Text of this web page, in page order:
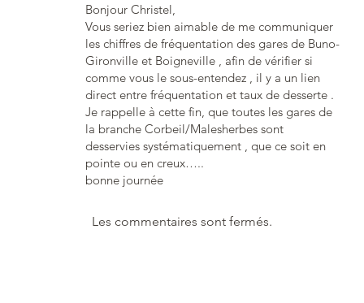
Bonjour Christel,
Vous seriez bien aimable de me communiquer
les chiffres de fréquentation des gares de Buno-
Gironville et Boigneville , afin de vérifier si
comme vous le sous-entendez , il y a un lien
direct entre fréquentation et taux de desserte .
Je rappelle à cette fin, que toutes les gares de
la branche Corbeil/Malesherbes sont
desservies systématiquement , que ce soit en
pointe ou en creux…..
bonne journée
Les commentaires sont fermés.